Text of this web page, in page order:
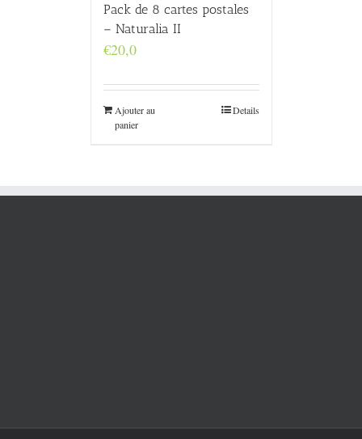
Pack de 8 cartes postales
– Naturalia II
€20,0
Ajouter au
panier
Details